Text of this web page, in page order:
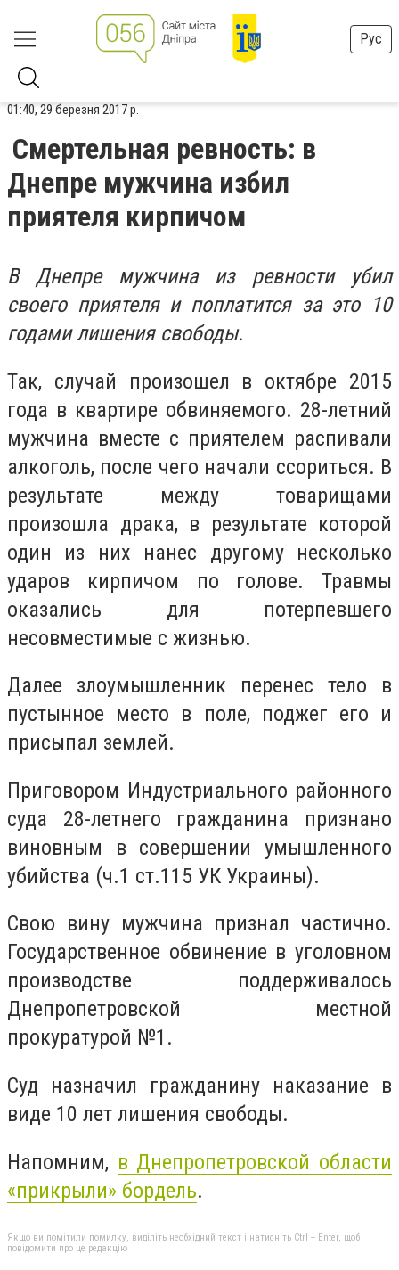
Рус
01:40, 29 березня 2017 р.
Смертельная ревность: в
Днепре мужчина избил
приятеля кирпичом
В Днепре мужчина из ревности убил
своего приятеля и поплатится за это 10
годами лишения свободы.
Так, случай произошел в октябре 2015
года в квартире обвиняемого. 28-летний
мужчина вместе с приятелем распивали
алкоголь, после чего начали ссориться. В
результате между товарищами
произошла драка, в результате которой
один из них нанес другому несколько
ударов кирпичом по голове. Травмы
оказались для потерпевшего
несовместимые с жизнью.
Далее злоумышленник перенес тело в
пустынное место в поле, поджег его и
присыпал землей.
Приговором Индустриального районного
суда 28-летнего гражданина признано
виновным в совершении умышленного
убийства (ч.1 ст.115 УК Украины).
Свою вину мужчина признал частично.
Государственное обвинение в уголовном
производстве поддерживалось
Днепропетровской местной
прокуратурой №1.
Суд назначил гражданину наказание в
виде 10 лет лишения свободы.
Напомним, в Днепропетровской области
«прикрыли» бордель.
Якщо ви помітили помилку, виділіть необхідний текст і натисніть Ctrl + Enter, щоб
повідомити про це редакцію